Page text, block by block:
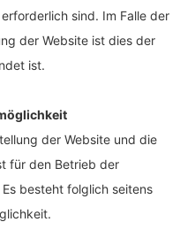
sind. Im Falle der
der Website ist dies der
ist.
der Website und die
für den Betrieb der
besteht folglich seitens